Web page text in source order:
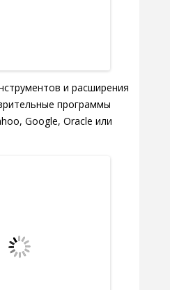
и расширения
программы
Google, Oracle или